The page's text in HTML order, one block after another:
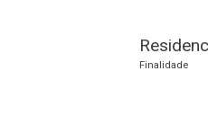
Finalidade